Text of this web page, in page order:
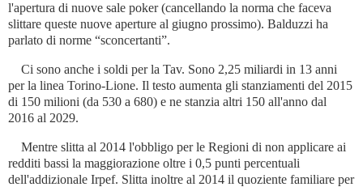
l'apertura di nuove sale poker (cancellando la norma che faceva
slittare queste nuove aperture al giugno prossimo). Balduzzi ha
parlato di norme “sconcertanti”.
Ci sono anche i soldi per la Tav. Sono 2,25 miliardi in 13 anni
per la linea Torino-Lione. Il testo aumenta gli stanziamenti del 2015
di 150 milioni (da 530 a 680) e ne stanzia altri 150 all'anno dal
2016 al 2029.
Mentre slitta al 2014 l'obbligo per le Regioni di non applicare ai
redditi bassi la maggiorazione oltre i 0,5 punti percentuali
dell'addizionale Irpef. Slitta inoltre al 2014 il quoziente familiare per